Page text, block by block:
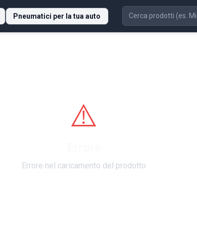
Pneumatici per la tua auto
⚠️
Errore nel caricamento del prodotto